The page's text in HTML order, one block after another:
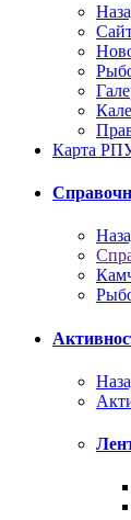
Карта